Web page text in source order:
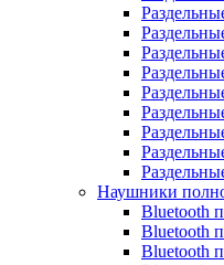
Наушники
Bluetooth
Bluetooth
Bluetooth